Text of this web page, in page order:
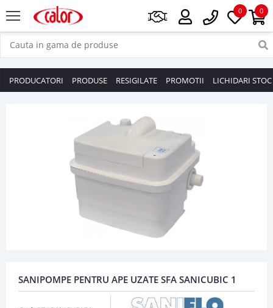
0
0
PRODUCATORI PRODUSE RESIGILATE PROMOTII LICHIDARI STOC
SANIPOMPE PENTRU APE UZATE SFA SANICUBIC 1